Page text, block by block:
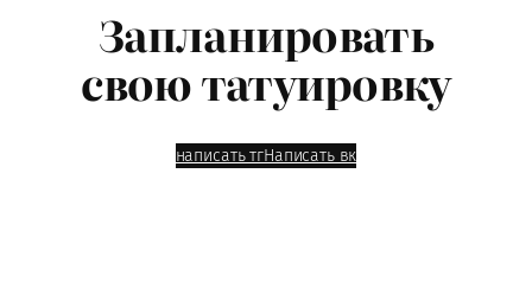
Запланировать
свою татуировку
написать тгНаписать вк